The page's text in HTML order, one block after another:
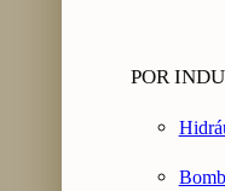
POR